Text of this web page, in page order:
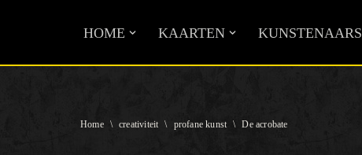
naar
HOME KAARTEN KUNSTENAARS
Home \ creativiteit \ profane kunst \ De acrobate